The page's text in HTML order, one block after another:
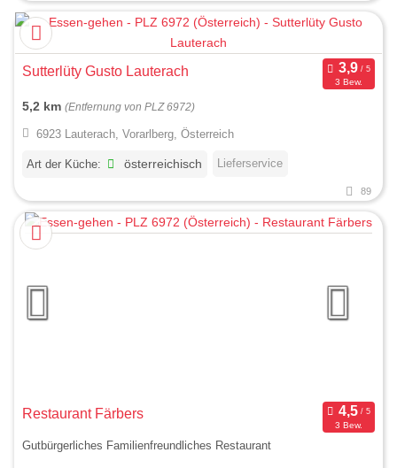
Sutterlüty Gusto Lauterach
3 Bew.
5,2 km (Entfernung von PLZ 6972)
6923 Lauterach, Vorarlberg, Österreich
Art der Küche: österreichisch Lieferservice
89
Restaurant Färbers
3 Bew.
Gutbürgerliches Familienfreundliches Restaurant